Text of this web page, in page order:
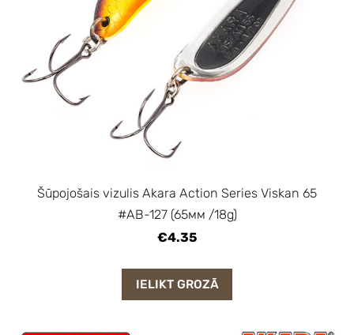
Šūpojošais vizulis Akara Action Series Viskan 65
#AB-127 (65мм /18g)
€4.35
IELIKT GROZĀ